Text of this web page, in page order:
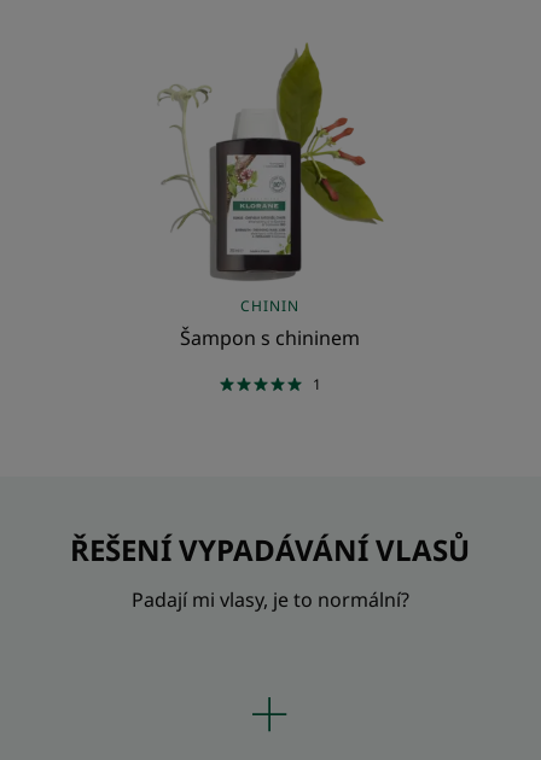
Šampon
s
chininem
CHININ
Šampon s chininem
1
ŘEŠENÍ VYPADÁVÁNÍ VLASŮ
Padají mi vlasy, je to normální?